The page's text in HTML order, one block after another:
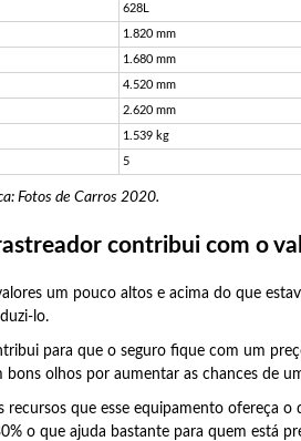
628L
1.820 mm
1.680 mm
4.520 mm
2.620 mm
1.539 kg
5
Fotos de Carros 2020.
contribui com o
um pouco altos e acima do que
lo.
para que o seguro fique com um
olhos por aumentar as chances de
recursos que esse equipamento ofereça
o que ajuda bastante para quem está